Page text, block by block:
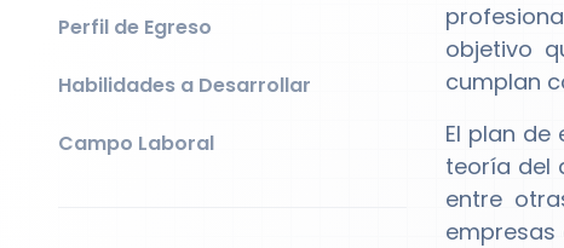
Perfil de Egreso
Habilidades a Desarrollar
Campo Laboral
objetivo
cumplan
El plan de
teoría del
entre
empresas